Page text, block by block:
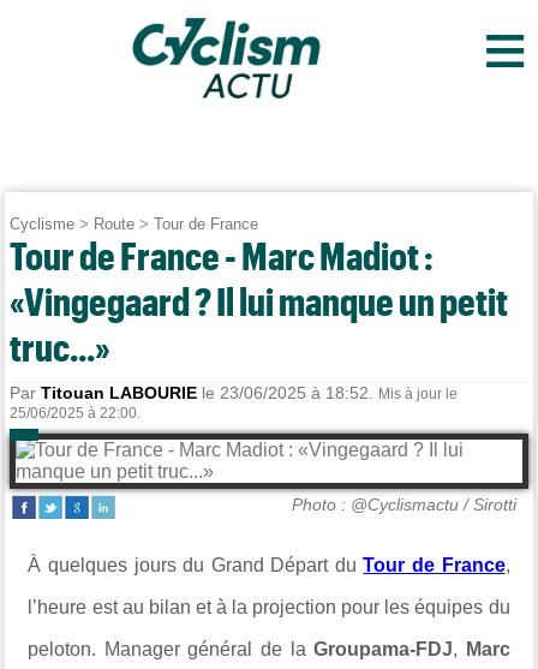
≡
Cyclisme > Route >Tour de France
Tour de France - Marc Madiot :
«Vingegaard ? Il lui manque un petit
truc...»
ParTitouan LABOURIE le 23/06/2025 à 18:52.
Mis à jour le
25/06/2025 à 22:00.
Photo : @Cyclismactu / Sirotti
À quelques jours du Grand Départ duTour de France,
l’heure est au bilan et à la projection pour les équipes du
peloton. Manager général de laGroupama-FDJ, Marc